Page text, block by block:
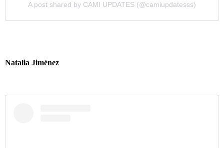
A post shared by CAMI UPDATES (@camiupdatesss)
Natalia Jiménez